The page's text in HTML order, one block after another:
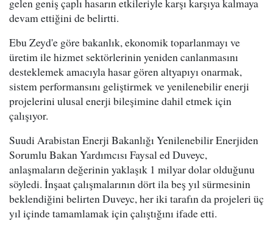
gelen geniş çaplı hasarın etkileriyle karşı karşıya kalmaya
devam ettiğini de belirtti.
Ebu Zeyd'e göre bakanlık, ekonomik toparlanmayı ve
üretim ile hizmet sektörlerinin yeniden canlanmasını
desteklemek amacıyla hasar gören altyapıyı onarmak,
sistem performansını geliştirmek ve yenilenebilir enerji
projelerini ulusal enerji bileşimine dahil etmek için
çalışıyor.
Suudi Arabistan Enerji Bakanlığı Yenilenebilir Enerjiden
Sorumlu Bakan Yardımcısı Faysal ed Duveyc,
anlaşmaların değerinin yaklaşık 1 milyar dolar olduğunu
söyledi. İnşaat çalışmalarının dört ila beş yıl sürmesinin
beklendiğini belirten Duveyc, her iki tarafın da projeleri üç
yıl içinde tamamlamak için çalıştığını ifade etti.